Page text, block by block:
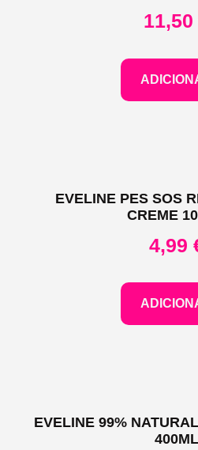
11,50
EVELINE PES SOS
CREME
4,99
EVELINE 99%
400ML